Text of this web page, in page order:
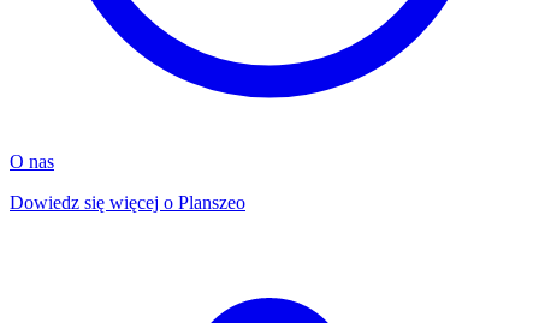
O nas
Dowiedz się więcej o Planszeo